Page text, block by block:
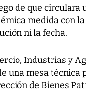
de que
medida con
ni la fecha.
Industrias y
una mesa técnica
de Bienes